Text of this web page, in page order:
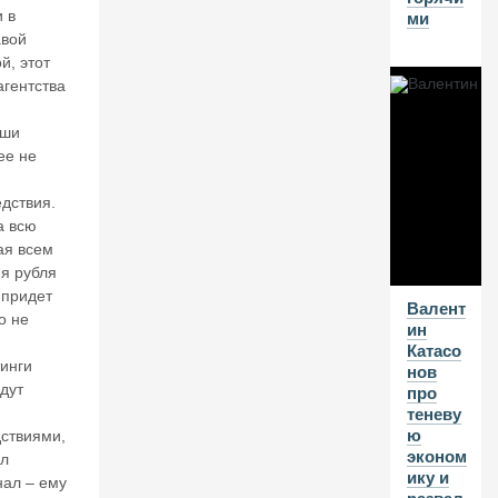
е
нт
К
ас
о
о
в.
С
А
в
этот
не
всю
всем
рубля
не
– ему
ми
Валент
ин
Катасо
нов
про
теневу
ю
эконом
ику и